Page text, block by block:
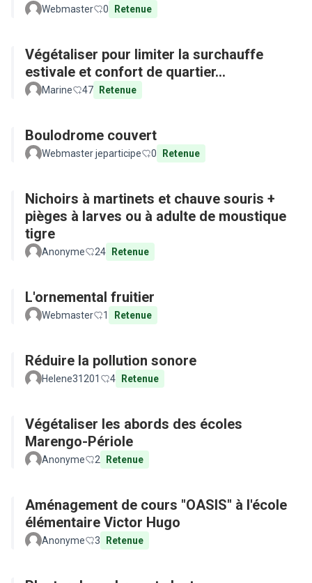
Webmaster 0 Retenue
Végétaliser pour limiter la surchauffe
estivale et confort de quartier...
Marine 47 Retenue
Boulodrome couvert
Webmaster jeparticipe 0 Retenue
Nichoirs à martinets et chauve souris +
pièges à larves ou à adulte de moustique
tigre
Anonyme 24 Retenue
L'ornemental fruitier
Webmaster 1 Retenue
Réduire la pollution sonore
Helene31201 4 Retenue
Végétaliser les abords des écoles
Marengo-Périole
Anonyme 2 Retenue
Aménagement de cours "OASIS" à l'école
élémentaire Victor Hugo
Anonyme 3 Retenue